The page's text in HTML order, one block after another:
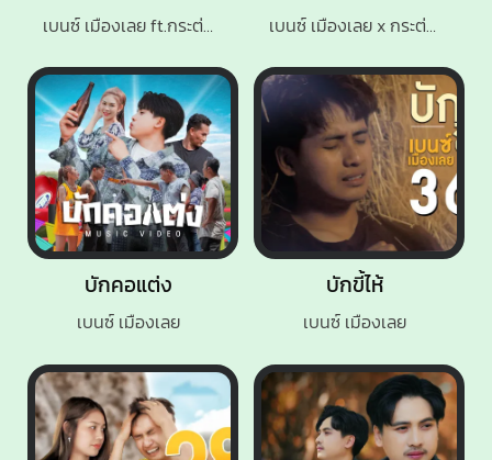
เบนซ์ เมืองเลย x กระต่าย พรรณิภา
บักขี้ไห้
เบนซ์ เมืองเลย
บักคอแต่ง
เบนซ์ เมืองเลย
เบนซ์ เมืองเลย ft.กระต่าย พรรณนิภา